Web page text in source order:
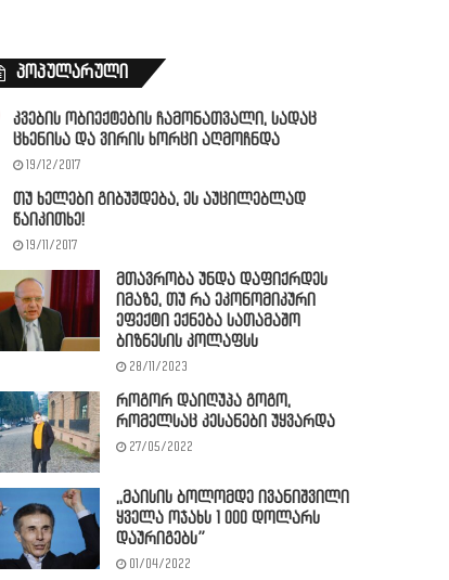
პოპულარული
კვების ობიექტების ჩამონათვალი, სადაც
ცხენისა და ვირის ხორცი აღმოჩნდა
19/12/2017
თუ ხელები გიბუჟდება, ეს აუცილებლად
წაიკითხე!
19/11/2017
მთავრობა უნდა დაფიქრდეს
იმაზე, თუ რა ეკონომიკური
ეფექტი ექნება სათამაშო
ბიზნესის კოლაფსს
28/11/2023
როგორ დაიღუპა გოგო,
რომელსაც კესანები უყვარდა
27/05/2022
,,მაისის ბოლომდე ივანიშვილი
ყველა ოჯახს 1 000 დოლარს
დაურიგებს”
01/04/2022